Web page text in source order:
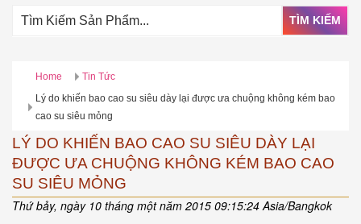
TÌM KIẾM
Home
Tin Tức
Lý do khiến bao cao su siêu dày lại được ưa chuộng không kém bao
cao su siêu mỏng
LÝ DO KHIẾN BAO CAO SU SIÊU DÀY LẠI
ĐƯỢC ƯA CHUỘNG KHÔNG KÉM BAO CAO
SU SIÊU MỎNG
Thứ bảy, ngày 10 tháng một năm 2015 09:15:24 Asia/Bangkok